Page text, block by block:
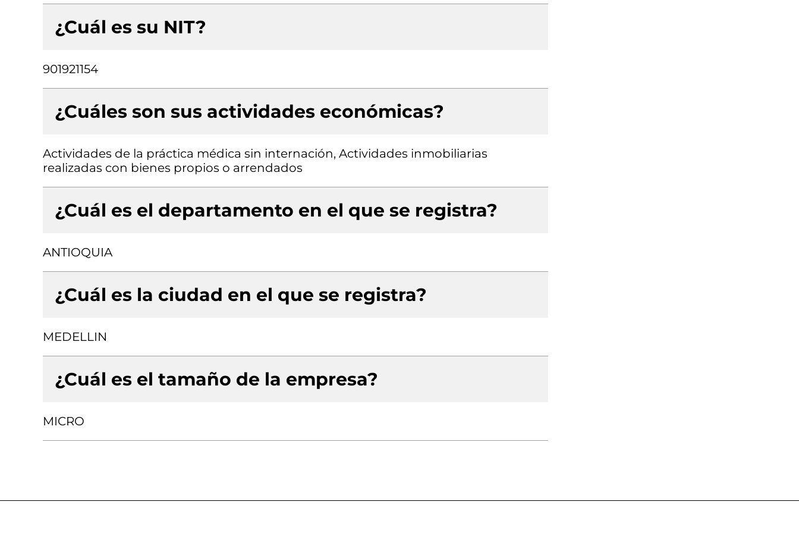
¿Cuál es su NIT?
901921154
¿Cuáles son sus actividades económicas?
Actividades de la práctica médica sin internación, Actividades inmobiliarias
realizadas con bienes propios o arrendados
¿Cuál es el departamento en el que se registra?
ANTIOQUIA
¿Cuál es la ciudad en el que se registra?
MEDELLIN
¿Cuál es el tamaño de la empresa?
MICRO